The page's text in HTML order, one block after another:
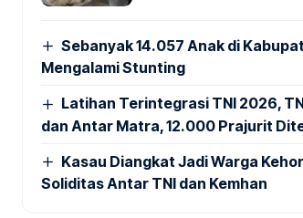
Sebanyak 14.057 Anak di
Mengalami Stunting
Latihan Terintegrasi TNI 2026,
dan Antar Matra, 12.000 Prajurit
Kasau Diangkat Jadi Warga
Soliditas Antar TNI dan Kemhan